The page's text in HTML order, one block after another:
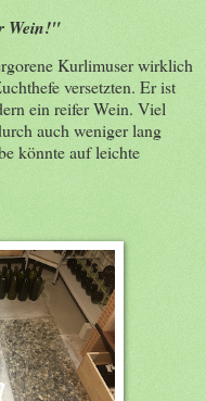
Wein!"
Kurlimuser wirklich
versetzten. Er ist
ein reifer Wein. Viel
auch weniger lang
könnte auf leichte